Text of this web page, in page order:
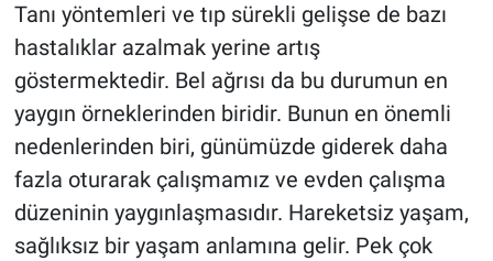
Tanı yöntemleri ve tıp sürekli gelişse de bazı
hastalıklar azalmak yerine artış
göstermektedir. Bel ağrısı da bu durumun en
yaygın örneklerinden biridir. Bunun en önemli
nedenlerinden biri, günümüzde giderek daha
fazla oturarak çalışmamız ve evden çalışma
düzeninin yaygınlaşmasıdır. Hareketsiz yaşam,
sağlıksız bir yaşam anlamına gelir. Pek çok